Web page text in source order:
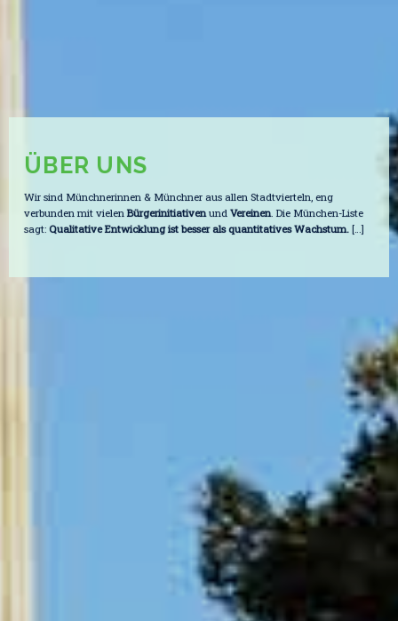
ÜBER UNS
Wir sind Münchnerinnen & Münchner aus allen Stadtvierteln, eng
verbunden mit vielen Bürgerinitiativenund Vereinen. Die München-Liste
sagt: Qualitative Entwicklung ist besser als quantitatives Wachstum. […]